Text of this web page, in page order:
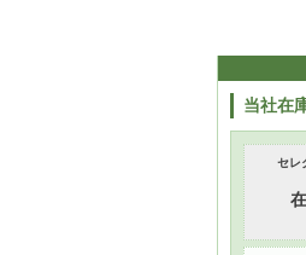
当社在
セレ